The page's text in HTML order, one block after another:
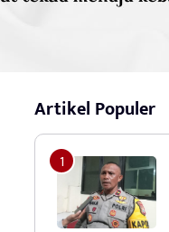
Artikel Populer